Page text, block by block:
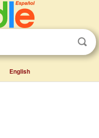
English